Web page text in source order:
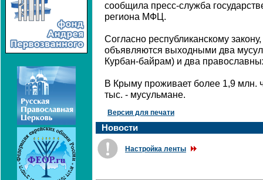
сообщила пресс-служба
региона МФЦ.
Согласно республиканскому
объявляются выходными два
Курбан-байрам) и два
В Крыму проживает более 1,9 млн.
тыс. - мусульмане.
Версия для печати
Новости
Настройка ленты